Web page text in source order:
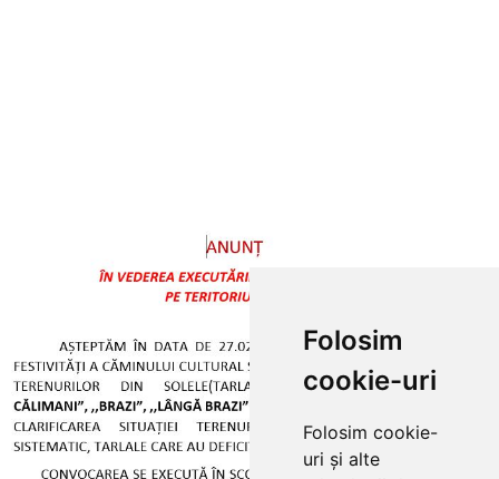
Folosim
cookie-uri
Folosim cookie-
uri și alte